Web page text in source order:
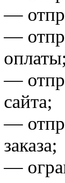
—
—
оплаты;
—
сайта;
—
заказа;
—